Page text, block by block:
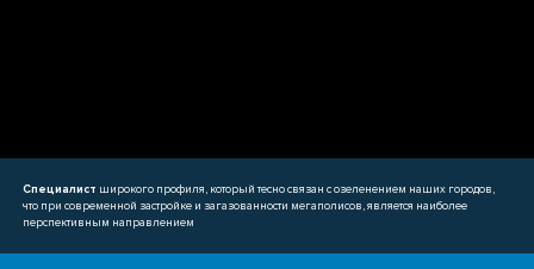
Специалист широкого профиля, который тесно связан с озеленением наших городов,
что при современной застройке и загазованности мегаполисов, является наиболее
перспективным направлением